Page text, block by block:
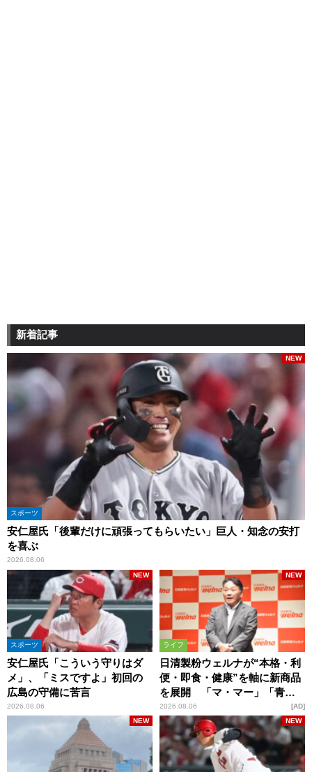
新着記事
スポーツ
安仁屋氏「後輩だけに頑張ってもらいたい」巨人・知念の安打
を喜ぶ
2026.08.06
NEW
スポーツ
安仁屋氏「こういう守りはダ
メ」、「ミスですよ」初回の
広島の守備に苦言
2026.08.06
NEW
ライフ
日清製粉ウェルナが“本格・利
便・即食・健康”を軸に新商品
を展開 「マ・マー」「青の
洞窟」ブランドを強化
2026.08.06
NEW
AD
NEW NEW